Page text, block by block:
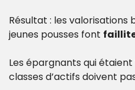
Résultat : les valorisations
jeunes pousses font
Les épargnants qui étaient
classes d’actifs doivent